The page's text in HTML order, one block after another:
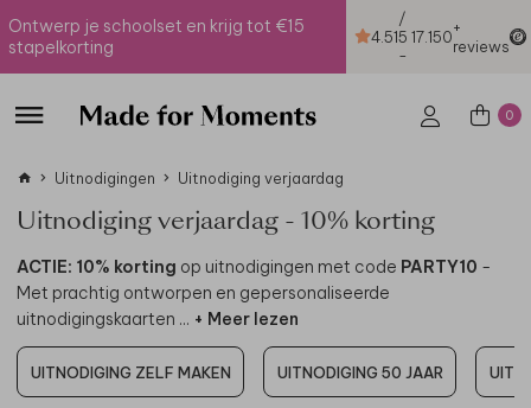
Ontwerp je schoolset en krijg tot €15
stapelkorting
4.51
/
5
-
17.150+
reviews
0
Uitnodigingen Uitnodiging verjaardag
Uitnodiging verjaardag - 10% korting
ACTIE: 10% korting op uitnodigingen met code PARTY10 -
Met prachtig ontworpen en gepersonaliseerde
uitnodigingskaarten ... + Meer lezen
UITNODIGING ZELF MAKEN UITNODIGING 50 JAAR